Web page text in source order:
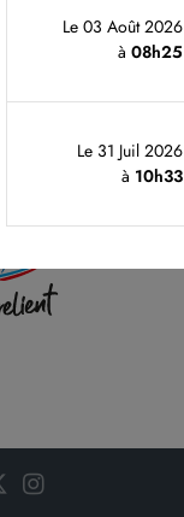
Le 03 Août 2026
à08h25
Le 31 Juil 2026
à 10h33